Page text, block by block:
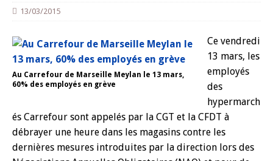
13/03/2015
Au Carrefour de Marseille Meylan le 13 mars,
60% des employés en grève
Ce vendredi
13 mars, les
employés
des
hypermarch
és Carrefour sont appelés par la CGT et la CFDT à
débrayer une heure dans les magasins contre les
dernières mesures introduites par la direction lors des